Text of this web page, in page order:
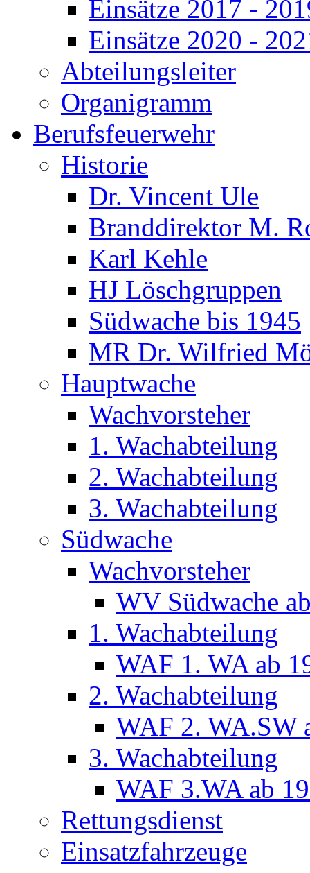
Einsätze 2017 -
Einsätze 2020 -
Abteilungsleiter
Organigramm
Berufsfeuerwehr
Historie
Dr. Vincent Ule
Branddirektor M.
Karl Kehle
HJ Löschgruppen
Südwache bis 1945
MR Dr. Wilfried
Hauptwache
Wachvorsteher
1. Wachabteilung
2. Wachabteilung
3. Wachabteilung
Südwache
Wachvorsteher
WV Südwache
1. Wachabteilung
WAF 1. WA ab
2. Wachabteilung
WAF 2. WA.SW
3. Wachabteilung
WAF 3.WA ab
Rettungsdienst
Einsatzfahrzeuge